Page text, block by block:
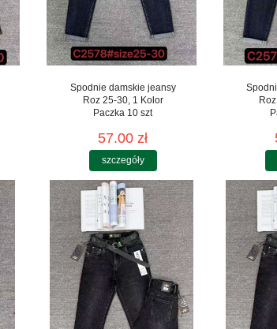
Spodnie damskie jeansy
Roz 25-30, 1 Kolor
Paczka 10 szt
57.00 zł
szczegóły